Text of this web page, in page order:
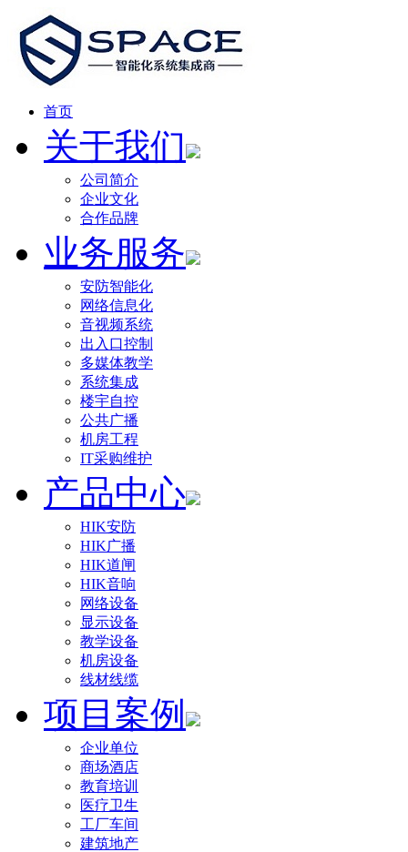
首页
关于我们
公司简介
企业文化
合作品牌
业务服务
安防智能化
网络信息化
音视频系统
出入口控制
多媒体教学
系统集成
楼宇自控
公共广播
机房工程
IT采购维护
产品中心
HIK安防
HIK广播
HIK道闸
HIK音响
网络设备
显示设备
教学设备
机房设备
线材线缆
项目案例
企业单位
商场酒店
教育培训
医疗卫生
工厂车间
建筑地产